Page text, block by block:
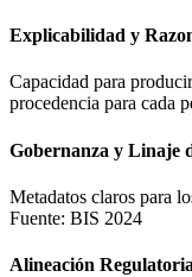
Explicabilidad y
Capacidad para
procedencia para cada
Gobernanza y Linaje
Metadatos claros para
Fuente: BIS 2024
Alineación